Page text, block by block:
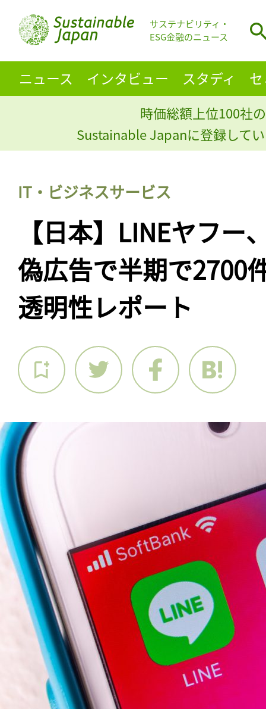
サステナビリティ・
ESG金融のニュース
ニュース インタビュー スタディ
時価総額上位100社
Sustainable Japanに登録して
IT・ビジネスサービス
【日本】LINEヤフー
偽広告で半期で2700
透明性レポート